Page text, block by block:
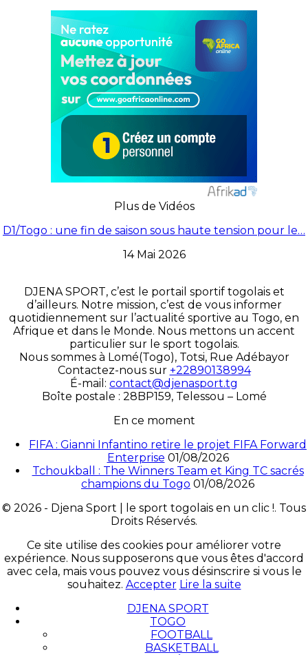
Plus de Vidéos
D1/Togo : une fin de saison sous haute tension pour le…
14 Mai 2026
DJENA SPORT, c’est le portail sportif togolais et
d’ailleurs. Notre mission, c’est de vous informer
quotidiennement sur l’actualité sportive au Togo, en
Afrique et dans le Monde. Nous mettons un accent
particulier sur le sport togolais.
Nous sommes à Lomé(Togo), Totsi, Rue Adébayor
Contactez-nous sur +22890138994
É-mail: contact@djenasport.tg
Boîte postale : 28BP159, Telessou – Lomé
En ce moment
FIFA : Gianni Infantino retire le projet FIFA Forward
Enterprise 01/08/2026
Tchoukball : The Winners Team et King TC sacrés
champions du Togo 01/08/2026
© 2026 - Djena Sport | le sport togolais en un clic !. Tous
Droits Réservés.
Ce site utilise des cookies pour améliorer votre
expérience. Nous supposerons que vous êtes d'accord
avec cela, mais vous pouvez vous désinscrire si vous le
souhaitez. Accepter Lire la suite
DJENA SPORT
TOGO
FOOTBALL
BASKETBALL